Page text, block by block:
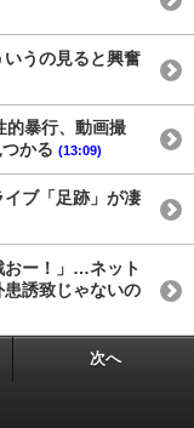
いうの見ると興奮
的暴行、動画撮
かる (13:09)
イブ「足跡」が凄
おー！」…ネット
患誘致じゃないの
次へ